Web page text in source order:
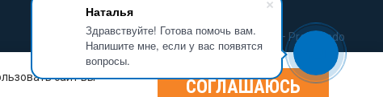
Наталья
Здравствуйте! Готова помочь вам.
Напишите мне, если у вас появятся
вопросы.
Разработка сайта — Prominado
сайт вы
СОГЛАШАЮСЬ